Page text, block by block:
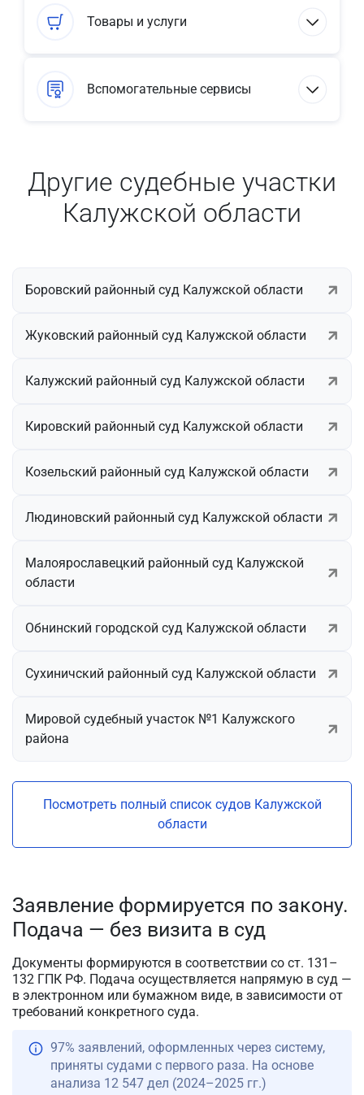
Товары и услуги
Вспомогательные сервисы
Другие судебные участки
Калужской области
Боровский районный суд Калужской области
Жуковский районный суд Калужской области
Калужский районный суд Калужской области
Кировский районный суд Калужской области
Козельский районный суд Калужской области
Людиновский районный суд Калужской области
Малоярославецкий районный суд Калужской
области
Обнинский городской суд Калужской области
Сухиничский районный суд Калужской области
Мировой судебный участок №1 Калужского
района
Посмотреть полный список судов Калужской
области
Заявление формируется по закону.
Подача — без визита в суд
Документы формируются в соответствии со ст. 131–
132 ГПК РФ. Подача осуществляется напрямую в суд —
в электронном или бумажном виде, в зависимости от
требований конкретного суда.
97% заявлений, оформленных через систему,
приняты судами с первого раза. На основе
анализа 12 547 дел (2024–2025 гг.)